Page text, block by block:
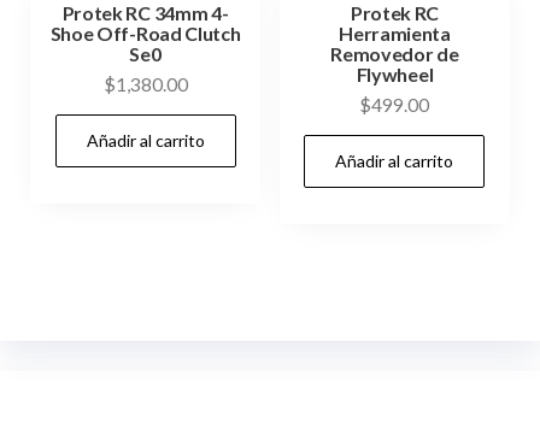
Protek RC 34mm 4-
Shoe Off-Road Clutch
Se0
$1,380.00
Añadir al carrito
Protek RC
Herramienta
Removedor de
Flywheel
$499.00
Añadir al carrito